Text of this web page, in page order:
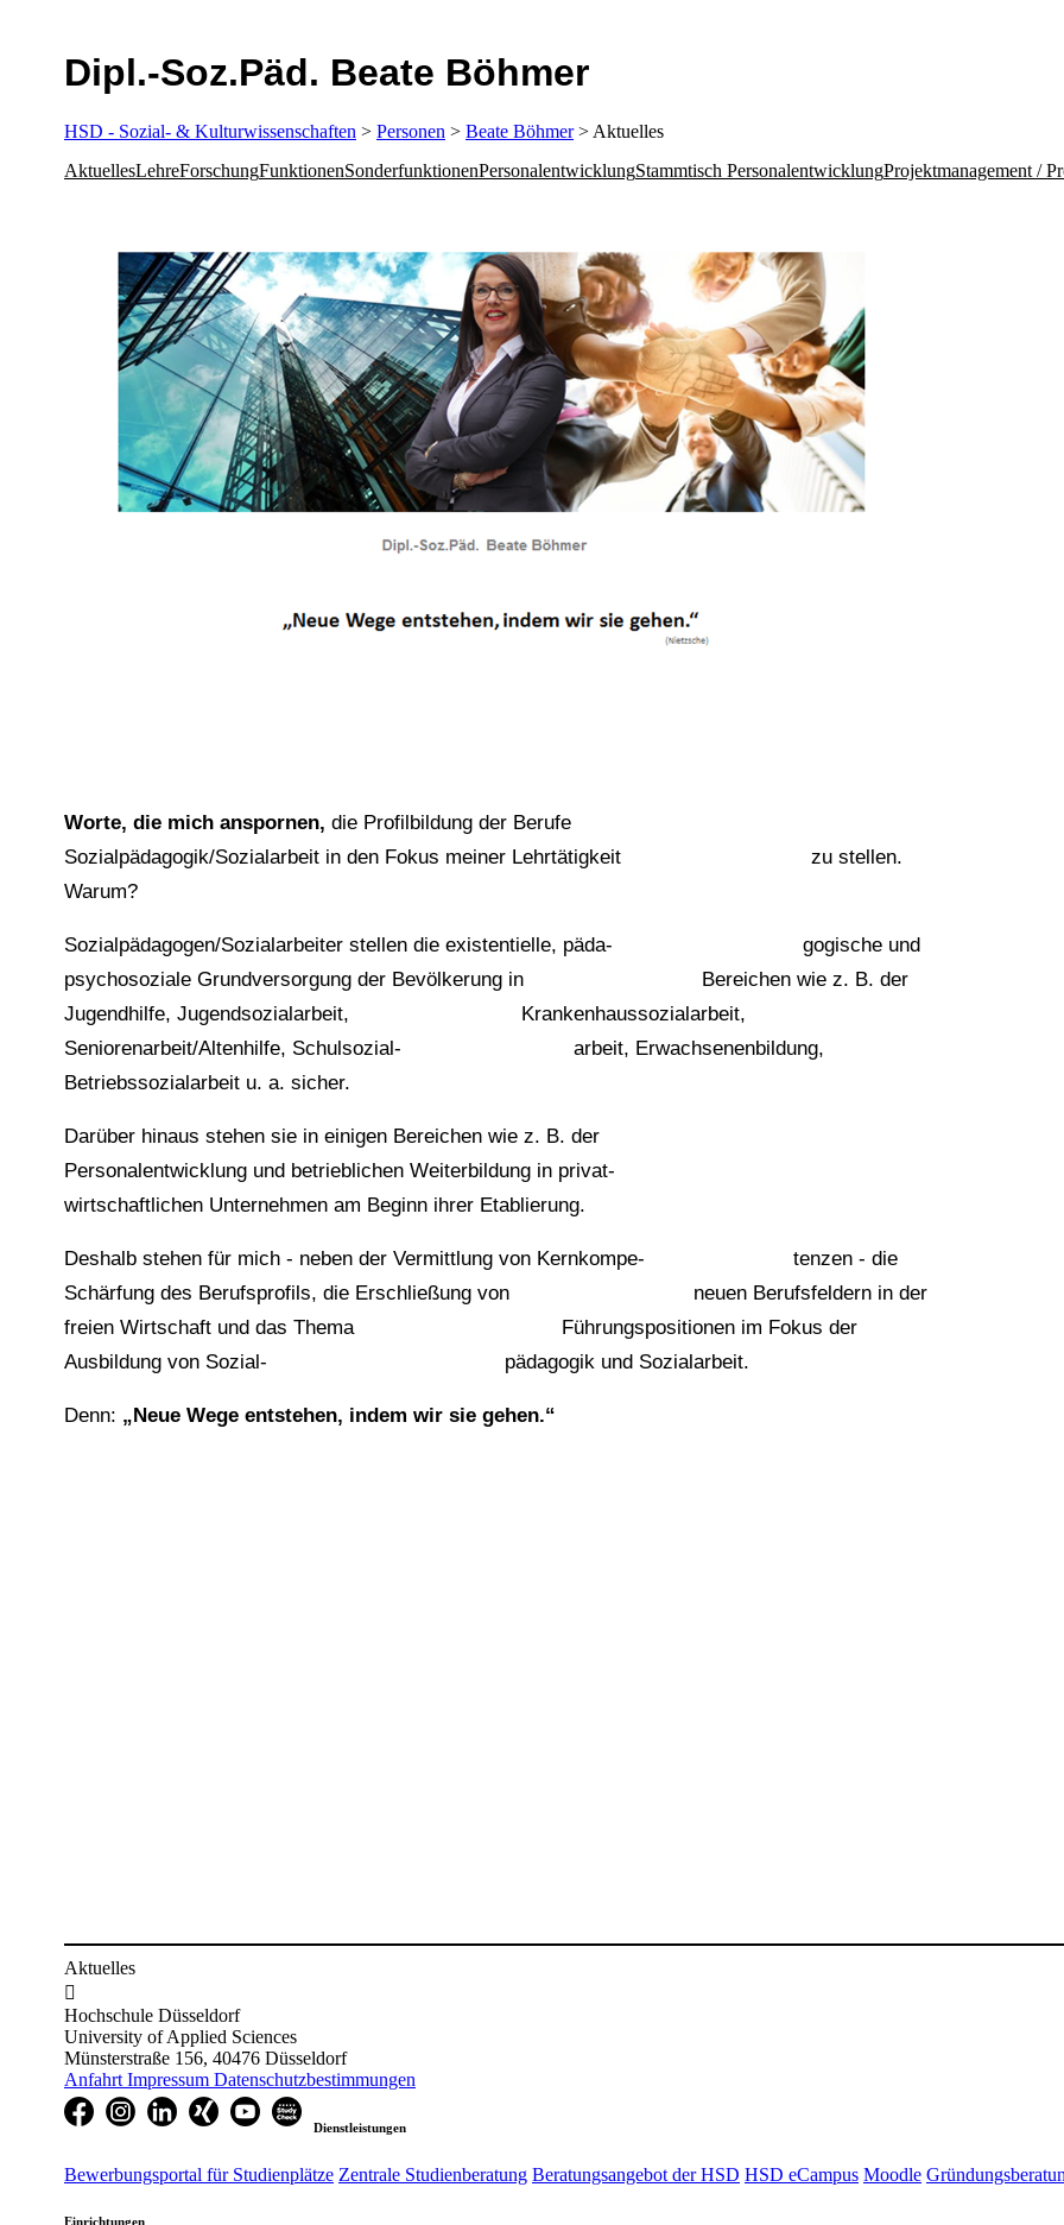
Dipl.-Soz.Päd. Beate Böhmer
HSD - Sozial- & Kulturwissenschaften > Personen > Beate Böhmer> Aktuelles
AktuellesLehreForschungFunktionenSonderfunktionenPersonalentwicklungStammtisch PersonalentwicklungProjektmanagement /
Worte, die mich anspornen, die Profilbildung der Berufe
Sozialpädagogik/Sozialarbeit in den Fokus meiner Lehrtätigkeit zu stellen.
Warum?
Sozialpädagogen/Sozialarbeiter stellen die existentielle, päda- gogische und
psychosoziale Grundversorgung der Bevölkerung in Bereichen wie z. B. der
Jugendhilfe, Jugendsozialarbeit, Krankenhaussozialarbeit,
Seniorenarbeit/Altenhilfe, Schulsozial- arbeit, Erwachsenenbildung,
Betriebssozialarbeit u. a. sicher.
Darüber hinaus stehen sie in einigen Bereichen wie z. B. der
Personalentwicklung und betrieblichen Weiterbildung in privat-
wirtschaftlichen Unternehmen am Beginn ihrer Etablierung.
Deshalb stehen für mich - neben der Vermittlung von Kernkompe- tenzen - die
Schärfung des Berufsprofils, die Erschließung von neuen Berufsfeldern in der
freien Wirtschaft und das Thema Führungspositionen im Fokus der
Ausbildung von Sozial- pädagogik und Sozialarbeit.
Denn: „Neue Wege entstehen, indem wir sie gehen.“
Aktuelles

Hochschule Düsseldorf
University of Applied Sciences
Münsterstraße 156, 40476 Düsseldorf
Anfahrt Impressum Datenschutzbestimmungen
Dienstleistungen
Bewerbungsportal für Studienplätze Zentrale Studienberatung Beratungsangebot der HSD HSD eCampus Moodle
Einrichtungen